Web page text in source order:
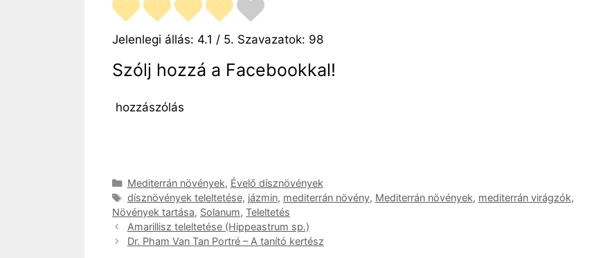
Jelenlegi állás: 4.1 / 5. Szavazatok: 98
Szólj hozzá a Facebookkal!
hozzászólás
Kategória
Mediterrán növények, Évelő dísznövények
Címkék
dísznövények teleltetése, jázmin, mediterrán növény, Mediterrán növények, mediterrán virágzók,
Növények tartása, Solanum, Teleltetés
Amarillisz teleltetése (Hippeastrum sp.)
Dr. Pham Van Tan Portré – A tanító kertész